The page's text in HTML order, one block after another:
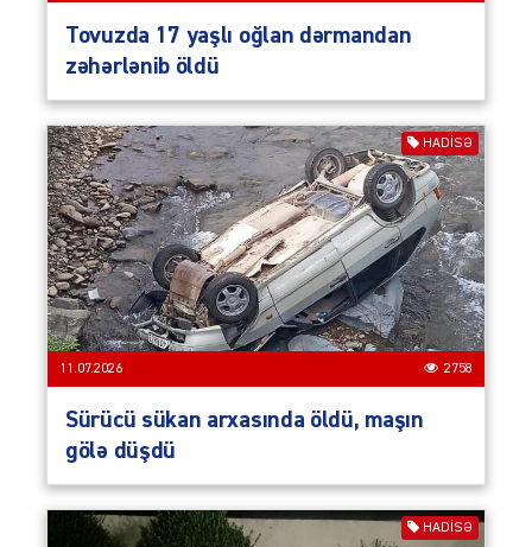
Tovuzda 17 yaşlı oğlan dərmandan
zəhərlənib öldü
HADISƏ
11.07.2026 2758
Sürücü sükan arxasında öldü, maşın
gölə düşdü
HADISƏ